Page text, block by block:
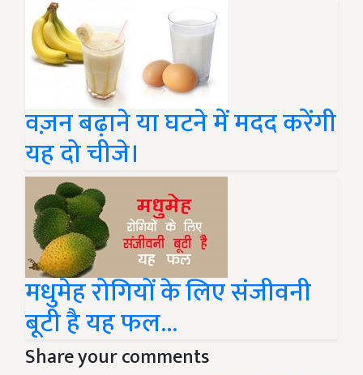
वज़न बढ़ाने या घटने में मदद करेंगी
यह दो चीजे।
मधुमेह रोगियों के लिए संजीवनी
बूटी है यह फल...
Share your comments